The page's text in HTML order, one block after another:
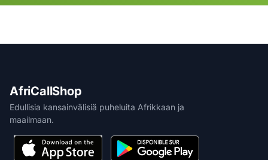
AfriCallShop
Edullisia kansainvälisiä puheluita Afrikkaan ja
maailmaan.